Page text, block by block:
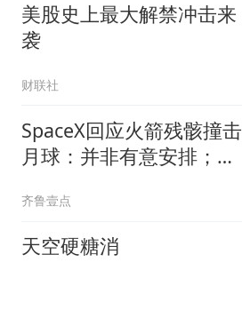
美股史上最大解禁冲击来
袭
财联社
SpaceX回应火箭残骸撞击
月球：并非有意安排；撞
齐鲁壹点
天空硬糖消